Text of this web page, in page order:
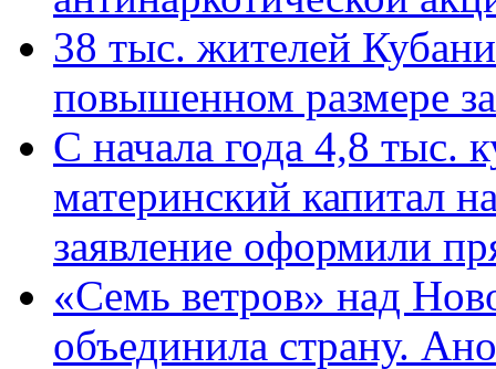
38 тыс. жителей
повышенном размере
С начала года 4,8 тыс.
материнский капитал
заявление оформили
«Семь ветров» над
объединила страну.